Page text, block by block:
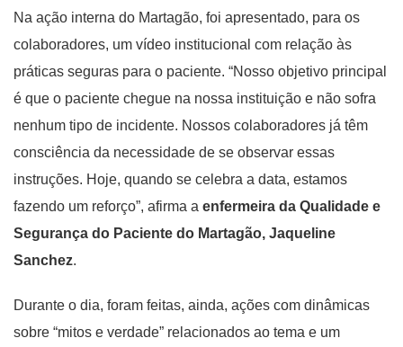
Na ação interna do Martagão, foi apresentado, para os
colaboradores, um vídeo institucional com relação às
práticas seguras para o paciente. “Nosso objetivo principal
é que o paciente chegue na nossa instituição e não sofra
nenhum tipo de incidente. Nossos colaboradores já têm
consciência da necessidade de se observar essas
instruções. Hoje, quando se celebra a data, estamos
fazendo um reforço”, afirma a enfermeira da Qualidade e
Segurança do Paciente do Martagão, Jaqueline
Sanchez.
Durante o dia, foram feitas, ainda, ações com dinâmicas
sobre “mitos e verdade” relacionados ao tema e um